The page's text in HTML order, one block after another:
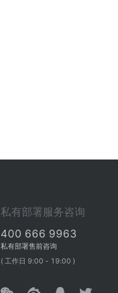
私有部署服务咨询
400 666 9963
私有部署售前咨询
( 工作日 9:00 - 19:00 )